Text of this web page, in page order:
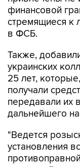
в ФСБ.
Также,
25 лет,
получали
передавали их
дальнейшего
"Ведется
показаний и
- заявили в